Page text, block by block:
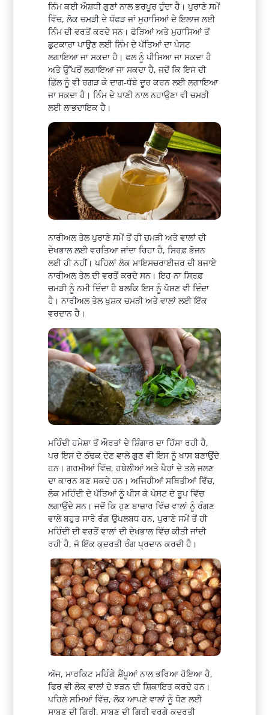
ਨਿੰਮ ਕਈ ਔਸ਼ਧੀ ਗੁਣਾਂ ਨਾਲ ਭਰਪੂਰ ਹੁੰਦਾ ਹੈ। ਪੁਰਾਣੇ ਸਮੇਂ
ਵਿੱਚ, ਲੋਕ ਚਮੜੀ ਦੇ ਧੱਫੜ ਜਾਂ ਮੁਹਾਸਿਆਂ ਦੇ ਇਲਾਜ ਲਈ
ਨਿੰਮ ਦੀ ਵਰਤੋਂ ਕਰਦੇ ਸਨ। ਫੋੜਿਆਂ ਅਤੇ ਮੁਹਾਸਿਆਂ ਤੋਂ
ਛੁਟਕਾਰਾ ਪਾਉਣ ਲਈ ਨਿੰਮ ਦੇ ਪੱਤਿਆਂ ਦਾ ਪੇਸਟ
ਲਗਾਇਆ ਜਾ ਸਕਦਾ ਹੈ। ਫਲ ਨੂੰ ਪੀਸਿਆ ਜਾ ਸਕਦਾ ਹੈ
ਅਤੇ ਉੱਪਰੋਂ ਲਗਾਇਆ ਜਾ ਸਕਦਾ ਹੈ, ਜਦੋਂ ਕਿ ਇਸ ਦੀ
ਛਿੱਲ ਨੂੰ ਵੀ ਰਗੜ ਕੇ ਦਾਗ-ਧੱਬੇ ਦੂਰ ਕਰਨ ਲਈ ਲਗਾਇਆ
ਜਾ ਸਕਦਾ ਹੈ। ਨਿੰਮ ਦੇ ਪਾਣੀ ਨਾਲ ਨਹਾਉਣਾ ਵੀ ਚਮੜੀ
ਲਈ ਲਾਭਦਾਇਕ ਹੈ।
ਨਾਰੀਅਲ ਤੇਲ ਪੁਰਾਣੇ ਸਮੇਂ ਤੋਂ ਹੀ ਚਮੜੀ ਅਤੇ ਵਾਲਾਂ ਦੀ
ਦੇਖਭਾਲ ਲਈ ਵਰਤਿਆ ਜਾਂਦਾ ਰਿਹਾ ਹੈ, ਸਿਰਫ਼ ਭੋਜਨ
ਲਈ ਹੀ ਨਹੀਂ। ਪਹਿਲਾਂ ਲੋਕ ਮਾਇਸਚਰਾਈਜ਼ਰ ਦੀ ਬਜਾਏ
ਨਾਰੀਅਲ ਤੇਲ ਦੀ ਵਰਤੋਂ ਕਰਦੇ ਸਨ। ਇਹ ਨਾ ਸਿਰਫ਼
ਚਮੜੀ ਨੂੰ ਨਮੀ ਦਿੰਦਾ ਹੈ ਬਲਕਿ ਇਸ ਨੂੰ ਪੋਸ਼ਣ ਵੀ ਦਿੰਦਾ
ਹੈ। ਨਾਰੀਅਲ ਤੇਲ ਖੁਸ਼ਕ ਚਮੜੀ ਅਤੇ ਵਾਲਾਂ ਲਈ ਇੱਕ
ਵਰਦਾਨ ਹੈ।
ਮਹਿੰਦੀ ਹਮੇਸ਼ਾ ਤੋਂ ਔਰਤਾਂ ਦੇ ਸ਼ਿੰਗਾਰ ਦਾ ਹਿੱਸਾ ਰਹੀ ਹੈ,
ਪਰ ਇਸ ਦੇ ਠੰਢਕ ਦੇਣ ਵਾਲੇ ਗੁਣ ਵੀ ਇਸ ਨੂੰ ਖਾਸ ਬਣਾਉਂਦੇ
ਹਨ। ਗਰਮੀਆਂ ਵਿੱਚ, ਹਥੇਲੀਆਂ ਅਤੇ ਪੈਰਾਂ ਦੇ ਤਲੇ ਜਲਣ
ਦਾ ਕਾਰਨ ਬਣ ਸਕਦੇ ਹਨ। ਅਜਿਹੀਆਂ ਸਥਿਤੀਆਂ ਵਿੱਚ,
ਲੋਕ ਮਹਿੰਦੀ ਦੇ ਪੱਤਿਆਂ ਨੂੰ ਪੀਸ ਕੇ ਪੇਸਟ ਦੇ ਰੂਪ ਵਿੱਚ
ਲਗਾਉਂਦੇ ਸਨ। ਜਦੋਂ ਕਿ ਹੁਣ ਬਾਜ਼ਾਰ ਵਿੱਚ ਵਾਲਾਂ ਨੂੰ ਰੰਗਣ
ਵਾਲੇ ਬਹੁਤ ਸਾਰੇ ਰੰਗ ਉਪਲਬਧ ਹਨ, ਪੁਰਾਣੇ ਸਮੇਂ ਤੋਂ ਹੀ
ਮਹਿੰਦੀ ਦੀ ਵਰਤੋਂ ਵਾਲਾਂ ਦੀ ਦੇਖਭਾਲ ਵਿੱਚ ਕੀਤੀ ਜਾਂਦੀ
ਰਹੀ ਹੈ, ਜੋ ਇੱਕ ਕੁਦਰਤੀ ਰੰਗ ਪ੍ਰਦਾਨ ਕਰਦੀ ਹੈ।
ਅੱਜ, ਮਾਰਕਿਟ ਮਹਿੰਗੇ ਸ਼ੈਂਪੂਆਂ ਨਾਲ ਭਰਿਆ ਹੋਇਆ ਹੈ,
ਫਿਰ ਵੀ ਲੋਕ ਵਾਲਾਂ ਦੇ ਝੜਨ ਦੀ ਸ਼ਿਕਾਇਤ ਕਰਦੇ ਹਨ।
ਪਹਿਲੇ ਸਮਿਆਂ ਵਿੱਚ, ਲੋਕ ਆਪਣੇ ਵਾਲਾਂ ਨੂੰ ਧੋਣ ਲਈ
ਸਾਬਣ ਦੀ ਗਿਰੀ, ਸਾਬਣ ਦੀ ਗਿਰੀ ਵਰਗੇ ਕੁਦਰਤੀ